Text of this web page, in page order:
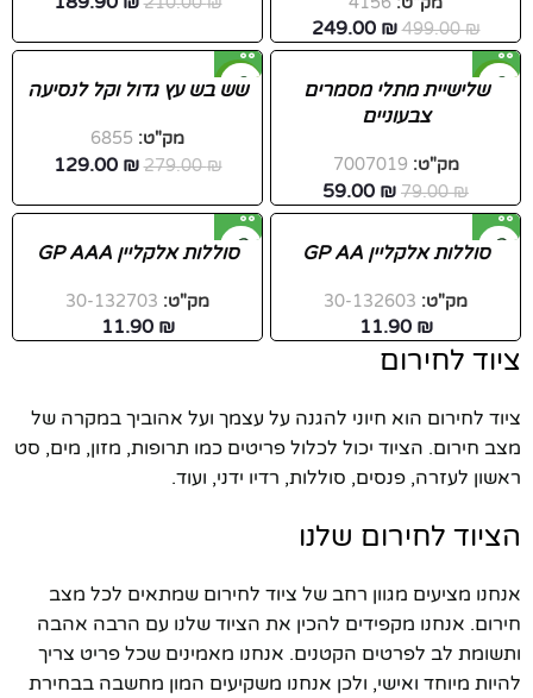
499.00₪
249.00 ₪
-25%שלישיית מתלי מסמרים
צבעוניים
מק"ט: 7007019
79.00₪
59.00 ₪
-54%
שש בש עץ גדול וקל לנסיעה
מק"ט: 6855
279.00₪
129.00 ₪
סוללות אלקליין GP AA
מק"ט: 30-132603
11.90 ₪
סוללות אלקליין GP AAA
מק"ט: 30-132703
11.90 ₪
ציוד לחירום
ציוד לחירום הוא חיוני להגנה על עצמך ועל אהוביך במקרה של
מצב חירום. הציוד יכול לכלול פריטים כמו תרופות, מזון, מים, סט
ראשון לעזרה, פנסים, סוללות, רדיו ידני, ועוד.
הציוד לחירום שלנו
אנחנו מציעים מגוון רחב של ציוד לחירום שמתאים לכל מצב
חירום. אנחנו מקפידים להכין את הציוד שלנו עם הרבה אהבה
ותשומת לב לפרטים הקטנים. אנחנו מאמינים שכל פריט צריך
להיות מיוחד ואישי, ולכן אנחנו משקיעים המון מחשבה בבחירת